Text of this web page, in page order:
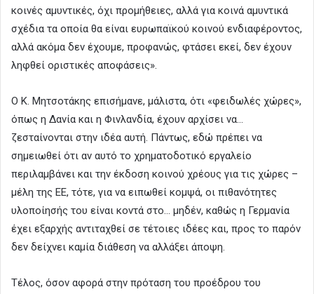
κοινές αμυντικές, όχι προμήθειες, αλλά για κοινά αμυντικά
σχέδια τα οποία θα είναι ευρωπαϊκού κοινού ενδιαφέροντος,
αλλά ακόμα δεν έχουμε, προφανώς, φτάσει εκεί, δεν έχουν
ληφθεί οριστικές αποφάσεις».
Ο Κ. Μητσοτάκης επισήμανε, μάλιστα, ότι «φειδωλές χώρες»,
όπως η Δανία και η Φινλανδία, έχουν αρχίσει να…
ζεσταίνονται στην ιδέα αυτή. Πάντως, εδώ πρέπει να
σημειωθεί ότι αν αυτό το χρηματοδοτικό εργαλείο
περιλαμβάνει και την έκδοση κοινού χρέους για τις χώρες –
μέλη της ΕΕ, τότε, για να ειπωθεί κομψά, οι πιθανότητες
υλοποίησής του είναι κοντά στο… μηδέν, καθώς η Γερμανία
έχει εξαρχής αντιταχθεί σε τέτοιες ιδέες και, προς το παρόν
δεν δείχνει καμία διάθεση να αλλάξει άποψη.
Τέλος, όσον αφορά στην πρόταση του προέδρου του